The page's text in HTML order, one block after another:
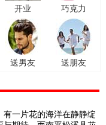
开业 巧克力
送男友 送朋友
一片花的海洋在静静绽